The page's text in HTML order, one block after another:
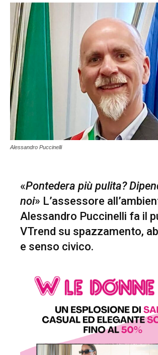
Alessandro Puccinelli
«Pontedera più pulita?
noi» L’assessore
Alessandro Puccinelli fa il
VTrend su spazzamento,
e senso civico.